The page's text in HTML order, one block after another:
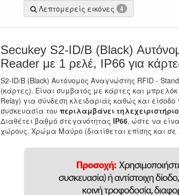
Λεπτομερείς εικόνες 4
Secukey S2-ID/B (Black)
Reader με 1 ρελέ, IP66 για
S2-ID/B (Black) Αυτόνομος Αναγνώστης RFID -
(κάρτες). Είναι συμβατός με κάρτες και
Relay) για σύνδεση κλειδαριάς καθώς και
συσκευασία του περιλαμβάνει
Διαθέτει βαθμό στεγανότητας IP66, ώστε να
χώρους. Χρώμα Μαύρο (διατίθεται επίσης και σε